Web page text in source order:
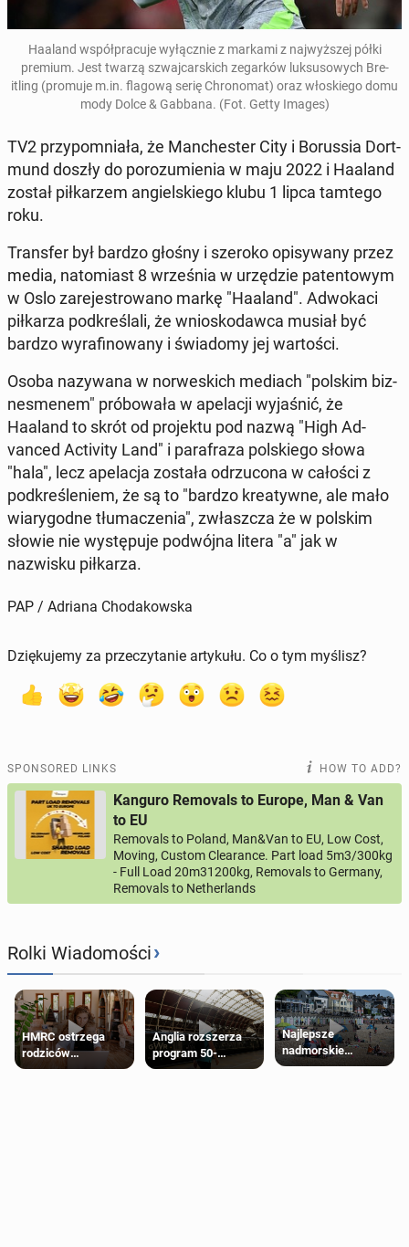
Haaland współpracu­je wyłącznie z markami z na­jwyższej półki
premium. Jest twarzą szwa­j­cars­kich ze­garków luk­su­sowych Bre­
itling (promuje m.in. flagową serię Chrono­mat) oraz włoskiego domu
mody Dolce & Gabbana. (Fot. Getty Images)
TV2 przy­pom­ni­ała, że Man­ches­ter City i Borus­sia Dort­
mund doszły do porozu­mienia w maju 2022 i Haaland
został piłkarzem ang­iel­skiego klubu 1 lipca tamtego
roku.
Trans­fer był bardzo głośny i szeroko opisy­wany przez
media, nato­mi­ast 8 wrześ­nia w urzędzie paten­towym
w Oslo zare­je­strowano markę "Haaland". Ad­wokaci
piłkarza pod­kreślali, że wniosko­daw­ca musiał być
bardzo wyrafi­nowany i świadomy jej wartoś­ci.
Osoba nazy­wana w nor­wes­kich mediach "polskim biz­
nes­men­em" próbowała w apelacji wy­jaśnić, że
Haaland to skrót od pro­jek­tu pod nazwą "High Ad­
vanced Ac­tiv­i­ty Land" i parafraza pol­skiego słowa
"hala", lecz apelac­ja została odrzu­cona w całości z
pod­kreśle­niem, że są to "bardzo kreaty­wne, ale mało
wiary­godne tłu­maczenia", zwłaszcza że w polskim
słowie nie wys­tępu­je pod­wój­na litera "a" jak w
nazwisku piłkarza.
PAP / Adriana Chodakowska
Dziękujemy za przeczytanie artykułu. Co o tym myślisz?
SPONSORED LINKS HOW TO ADD?
Kanguro Removals to Europe, Man & Van
to EU
Removals to Poland, Man&Van to EU, Low Cost,
Moving, Custom Clearance. Part load 5m3/300kg
- Full Load 20m31200kg, Removals to Germany,
Removals to Netherlands
Rolki Wiadomości›
HMRC ostrzega
rodziców
pobierających Child
Anglia rozszerza
program 50-
procentowych
Najlepsze
nadmorskie
miasteczko blisko